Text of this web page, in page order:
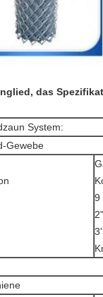
das
System:
Gewebe
9
2"